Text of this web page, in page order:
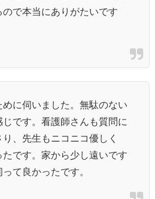
で本当にありがたいです
に伺いました。無駄のない
です。看護師さんも質問に
、先生もニコニコ優しく
です。家から少し遠いです
て良かったです。